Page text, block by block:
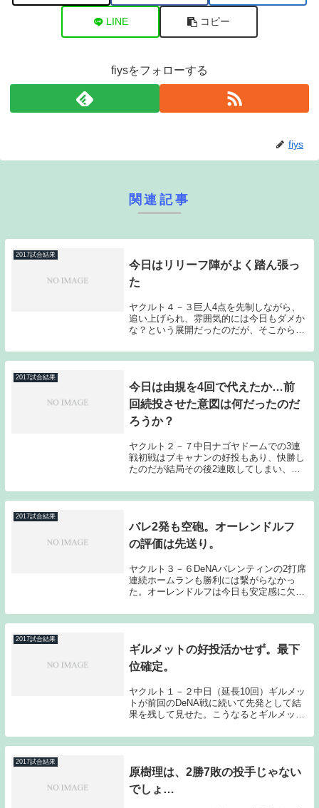
LINE コピー
fiysをフォローする
fiys
関連記事
2017試合結果
今日はリリーフ陣がよく踏ん張っ
た
ヤクルト４－３巨人4点を先制しながら、
追い上げられ、雰囲気的には今日もダメか
な？という展開だったのだが、そこからリ
神宮で１つ勝ちを拾ってみせた。先発の星
は、初回、2回と無失点で上手く立ち上が
2017試合結果
今日は由規を4回で代えたか…前
回続投させた意図は何だったのだ
ろうか？
ヤクルト２－７中日ナゴヤドームでの3連
戦初戦はブキャナンの好投もあり、快勝し
たのだが結局その後2連敗してしまい、負
る光景ではあるのだが、これで借金は32ま
で膨らんでしまった。今日も試合を見れて
2017試合結果
バレ2発も空砲。オーレンドルフ
の評価は先送り。
ヤクルト３－６DeNAバレンティンの2打席
連続ホームランも勝利には繋がらなかっ
た。オーレンドルフは今日も安定感に欠け
を許しても粘れたのだが、今日は粘り切れ
なかった。オーレンドルフは今のところ評
2017試合結果
ギルメットの好投活かせず。最下
位確定。
ヤクルト１－２中日（延長10回）ギルメッ
トが前回のDeNA戦に続いて先発として結
果を残して見せた。こうなるとギルメット
たかもしれない。しかし打線が中日先発の
伊藤を捉えきれず、延長戦で競り負け、最
2017試合結果
原樹理は、2勝7敗の投手じゃない
でしょ…